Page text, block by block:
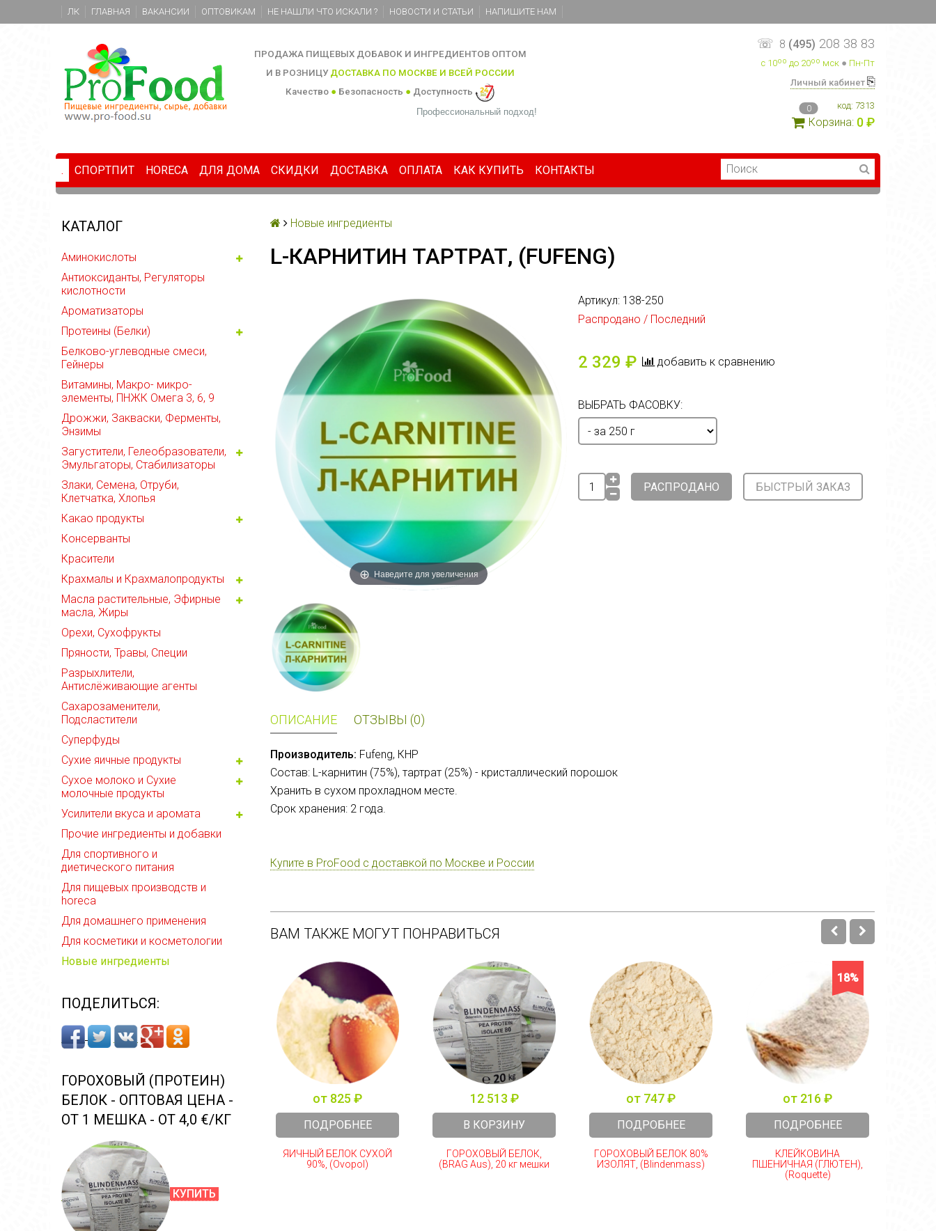
ЛК ГЛАВНАЯ ВАКАНСИИ ОПТОВИКАМ НЕ НАШЛИ ЧТО ИСКАЛИ ? НОВОСТИ И СТАТЬИ НАПИШИТЕ НАМ
ПРОДАЖА ПИЩЕВЫХ ДОБАВОК И ИНГРЕДИЕНТОВ ОПТОМ
И В РОЗНИЦУ ДОСТАВКА ПО МОСКВЕ И ВСЕЙ РОССИИ
Качество ● Безопасность ● Доступность
Профессиональный подход!
☏ 8 (495) 208 38 83
с 10ºº до 20ºº мск ● Пн-Пт
Личный кабинет ⎘
код: 7313
0
Корзина: 0 ₽
. СПОРТПИТ HORECA ДЛЯ ДОМА СКИДКИ ДОСТАВКА ОПЛАТА КАК КУПИТЬ КОНТАКТЫ
КАТАЛОГ
Аминокислоты
Антиоксиданты, Регуляторы
кислотности
Ароматизаторы
Протеины (Белки)
Белково-углеводные смеси,
Гейнеры
Витамины, Макро- микро-
элементы, ПНЖК Омега 3, 6, 9
Дрожжи, Закваски, Ферменты,
Энзимы
Загустители, Гелеобразователи,
Эмульгаторы, Стабилизаторы
Злаки, Семена, Отруби,
Клетчатка, Хлопья
Какао продукты
Консерванты
Красители
Крахмалы и Крахмалопродукты
Масла растительные, Эфирные
масла, Жиры
Орехи, Сухофрукты
Пряности, Травы, Специи
Разрыхлители,
Антислёживающие агенты
Сахарозаменители,
Подсластители
Суперфуды
Сухие яичные продукты
Сухое молоко и Сухие
молочные продукты
Усилители вкуса и аромата
Прочие ингредиенты и добавки
Для спортивного и
диетического питания
Для пищевых производств и
horeca
Для домашнего применения
Для косметики и косметологии
Новые ингредиенты
ПОДЕЛИТЬСЯ:
ГОРОХОВЫЙ (ПРОТЕИН)
БЕЛОК - ОПТОВАЯ ЦЕНА -
ОТ 1 МЕШКА - ОТ 4,0 €/КГ
КУПИТЬ
Новые ингредиенты
L-КАРНИТИН ТАРТРАТ, (FUFENG)
Наведите для увеличения
Артикул: 138-250
Распродано / Последний
2 329 ₽ добавить к сравнению
ВЫБРАТЬ ФАСОВКУ:
РАСПРОДАНО БЫСТРЫЙ ЗАКАЗ
ОПИСАНИЕ ОТЗЫВЫ (0)
Производитель: Fufeng, КНР
Состав: L-карнитин (75%), тартрат (25%) - кристаллический порошок
Хранить в сухом прохладном месте.
Срок хранения: 2 года.
Купите в ProFood с доставкой по Москве и России
ВАМ ТАКЖЕ МОГУТ ПОНРАВИТЬСЯ
от 825 ₽
ПОДРОБНЕЕ
ЯИЧНЫЙ БЕЛОК СУХОЙ
90%, (Ovopol)
12 513 ₽
В КОРЗИНУ
ГОРОХОВЫЙ БЕЛОК,
(BRAG Aus), 20 кг мешки
от 747 ₽
ПОДРОБНЕЕ
ГОРОХОВЫЙ БЕЛОК 80%
ИЗОЛЯТ, (Blindenmass)
18%
от 216 ₽
ПОДРОБНЕЕ
КЛЕЙКОВИНА
ПШЕНИЧНАЯ (ГЛЮТЕН),
(Roquette)